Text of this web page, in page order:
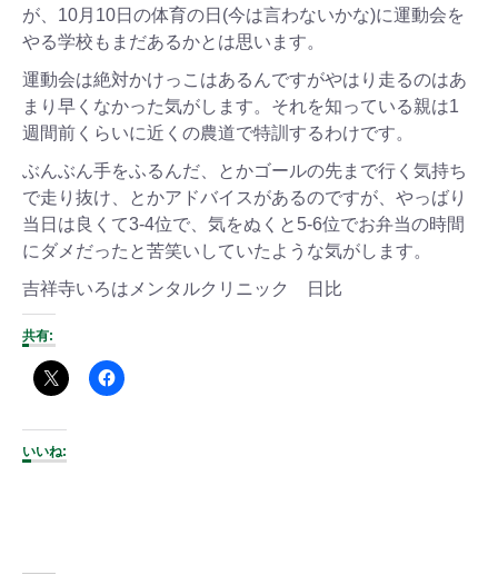
が、10月10日の体育の日(今は言わないかな)に運動会を
やる学校もまだあるかとは思います。
運動会は絶対かけっこはあるんですがやはり走るのはあ
まり早くなかった気がします。それを知っている親は1
週間前くらいに近くの農道で特訓するわけです。
ぶんぶん手をふるんだ、とかゴールの先まで行く気持ち
で走り抜け、とかアドバイスがあるのですが、やっばり
当日は良くて3-4位で、気をぬくと5-6位でお弁当の時間
にダメだったと苦笑いしていたような気がします。
吉祥寺いろはメンタルクリニック 日比
共有:
いいね: